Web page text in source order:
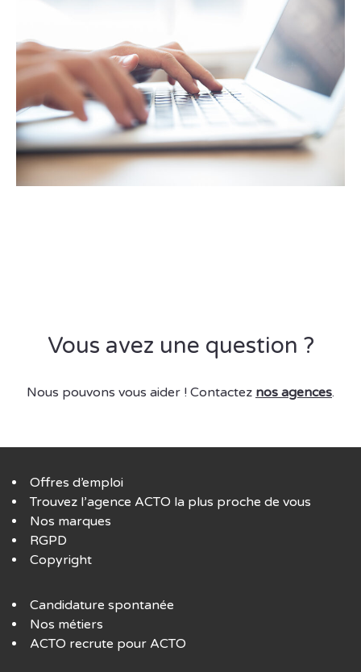
Vous avez une question ?
Nous pouvons vous aider ! Contactez nos agences.
Offres d’emploi
Trouvez l’agence ACTO la plus proche de vous
Nos marques
RGPD
Copyright
Candidature spontanée
Nos métiers
ACTO recrute pour ACTO